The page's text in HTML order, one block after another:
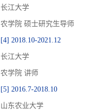
长江大学
农学院 硕士研究生导师
[4] 2018.10-2021.12
长江大学
农学院 讲师
[5] 2016.7-2018.10
山东农业大学